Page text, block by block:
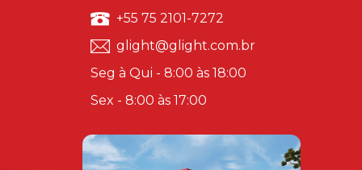
+55 75 2101-7272
glight@glight.com.br
Seg à Qui - 8:00 às 18:00
Sex - 8:00 às 17:00